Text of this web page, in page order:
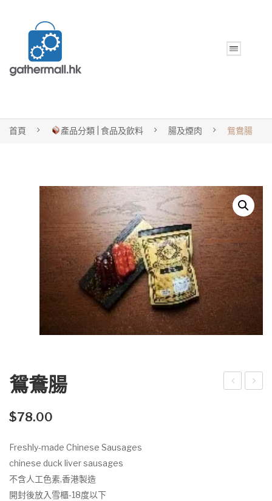
首頁 產品分類 | 食品及飲料 腸及煙肉 鴛鴦腸
鴛鴦腸
$78.00
Freshly-made Chinese Sausages
chinese duck liver sausages
不含人工色素,香港製造
開封後放入雪櫃-18度以下